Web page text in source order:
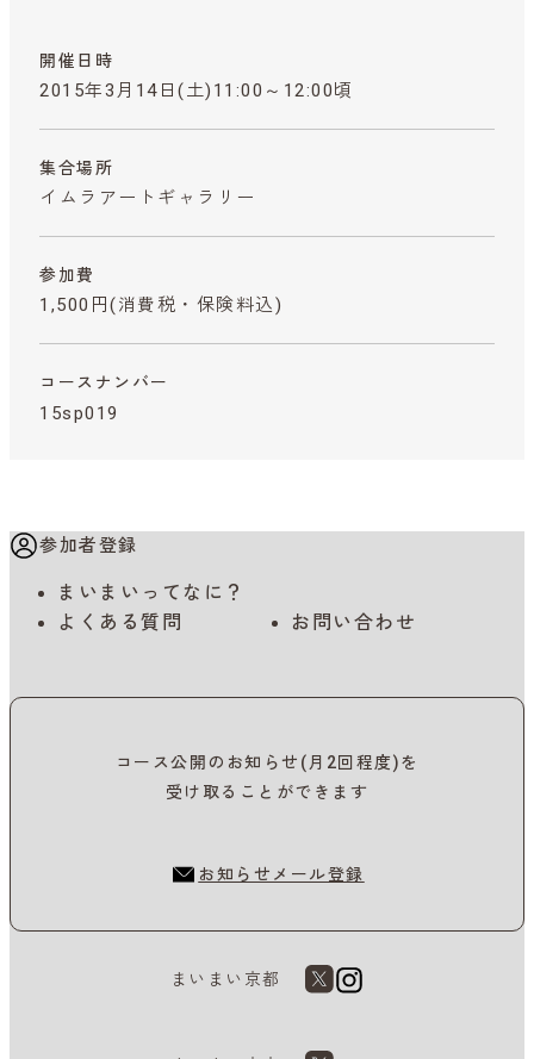
開催日時
2015年3月14日(土)11:00～12:00頃
集合場所
イムラアートギャラリー
参加費
1,500円 (消費税・保険料込)
コースナンバー
15sp019
参加者登録
まいまいってなに？
よくある質問
お問い合わせ
コース公開のお知らせ(月2回程度)を
受け取ることができます
お知らせメール登録
まいまい京都